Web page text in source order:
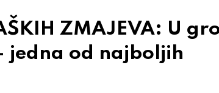
ZMAJEVA: U
jedna od najboljih